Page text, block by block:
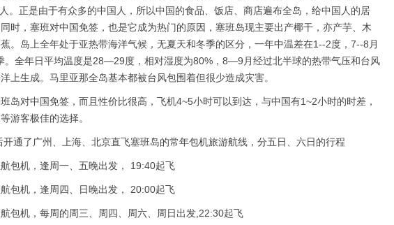
。正是由于有众多的中国人，所以中国的食品、饭店、商店遍布全岛，给中国人的居
时，塞班对中国免签，也是它成为热门的原因，塞班岛现主要出产椰干，亦产芋、木
。岛上全年处于亚热带海洋气候，无夏天和冬季的区分，一年中温差在1--2度，7--8月
。全年日平均温度是28—29度，相对湿度为80%，8—9月经过北半球的热带气压和台风
上生成。马里亚那全岛基本都被台风包围着但很少造成灾害。
岛对中国免签，而且性价比很高，飞机4~5小时可以到达，与中国有1~2小时的时差，
游客极佳的选择。
开通了广州、上海、北京直飞塞班岛的常年包机旅游航线，分五日、六日的行程
包机，逢周一、五晚出发， 19:40起飞
包机，逢周四、日晚出发， 20:00起飞
航包机，每周的周三、周四、周六、周日出发,22:30起飞